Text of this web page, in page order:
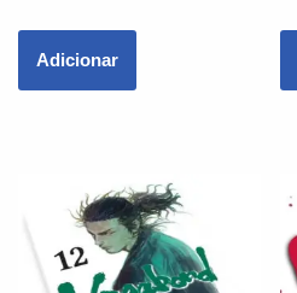
Adicionar